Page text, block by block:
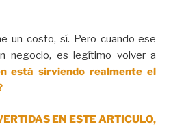
un costo, sí. Pero cuando ese
negocio, es legítimo volver a
está sirviendo realmente el
EN ESTE ARTICULO,